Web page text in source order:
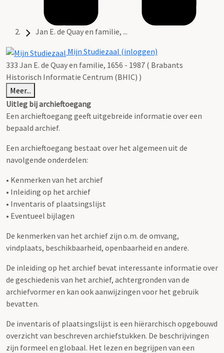
Jan E. de Quay en familie, ...
Mijn Studiezaal (inloggen)
333 Jan E. de Quay en familie, 1656 - 1987 ( Brabants
Historisch Informatie Centrum (BHIC) )
Meer...
Uitleg bij archieftoegang
Een archieftoegang geeft uitgebreide informatie over een
bepaald archief.
Een archieftoegang bestaat over het algemeen uit de
navolgende onderdelen:
• Kenmerken van het archief
• Inleiding op het archief
• Inventaris of plaatsingslijst
• Eventueel bijlagen
De kenmerken van het archief zijn o.m. de omvang,
vindplaats, beschikbaarheid, openbaarheid en andere.
De inleiding op het archief bevat interessante informatie over
de geschiedenis van het archief, achtergronden van de
archiefvormer en kan ook aanwijzingen voor het gebruik
bevatten.
De inventaris of plaatsingslijst is een hiërarchisch opgebouwd
overzicht van beschreven archiefstukken. De beschrijvingen
zijn formeel en globaal. Het lezen en begrijpen van een